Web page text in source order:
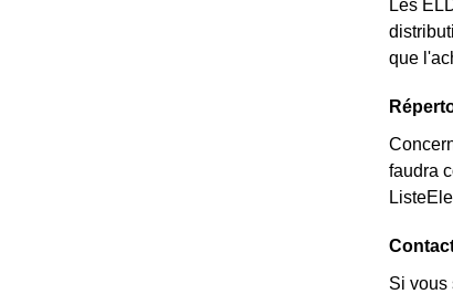
Les
que
faudra
Si vous